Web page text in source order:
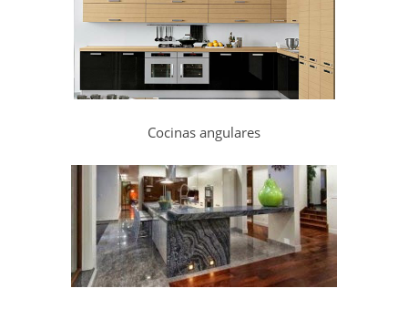
Cocinas angulares